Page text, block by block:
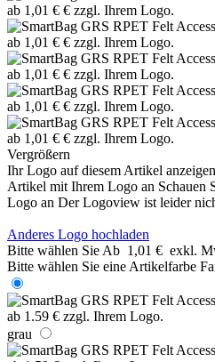
Vergrößern
Ihr Logo auf diesem Artikel anzeigen
Artikel mit Ihrem Logo an Schauen
Logo an Der Logoview ist leider
Anderes Logo hochladen
Bitte wählen Sie Ab 1,01 € exkl.
Bitte wählen Sie eine Artikelfarbe
grau